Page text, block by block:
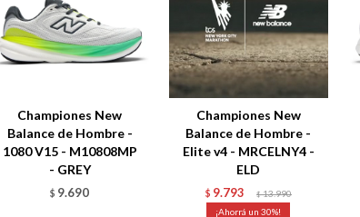
Championes New
Balance de Hombre -
1080 V15 - M10808MP
- GREY
$ 9.690
Championes New
Balance de Hombre -
Elite v4 - MRCELNY4 -
ELD
$ 9.793 $ 13.990
30